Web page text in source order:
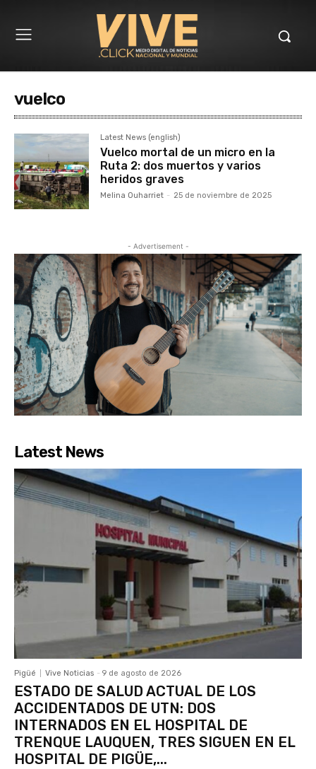
vuelco
Latest News (english)
Vuelco mortal de un micro en la
Ruta 2: dos muertos y varios
heridos graves
Melina Ouharriet - 25 de noviembre de 2025
- Advertisement -
Latest News
Pigüé Vive Noticias - 9 de agosto de 2026
ESTADO DE SALUD ACTUAL DE LOS
ACCIDENTADOS DE UTN: DOS
INTERNADOS EN EL HOSPITAL DE
TRENQUE LAUQUEN, TRES SIGUEN EN EL
HOSPITAL DE PIGÜE,...